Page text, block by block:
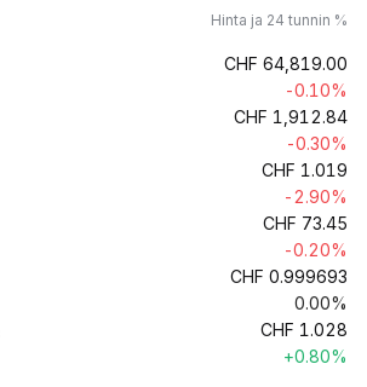
Hinta ja 24 tunnin %
CHF 64,819.00
-0.10%
CHF 1,912.84
-0.30%
CHF 1.019
-2.90%
CHF 73.45
-0.20%
CHF 0.999693
0.00%
CHF 1.028
+0.80%